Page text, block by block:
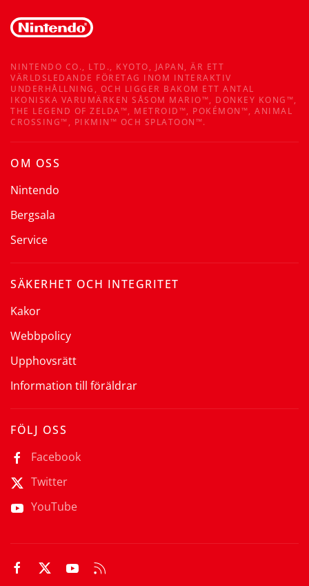
NINTENDO CO., LTD., KYOTO, JAPAN, ÄR ETT
VÄRLDSLEDANDE FÖRETAG INOM INTERAKTIV
UNDERHÅLLNING, OCH LIGGER BAKOM ETT ANTAL
IKONISKA VARUMÄRKEN SÅSOM MARIO™, DONKEY KONG™,
THE LEGEND OF ZELDA™, METROID™, POKÉMON™, ANIMAL
CROSSING™, PIKMIN™ OCH SPLATOON™.
OM OSS
Nintendo
Bergsala
Service
SÄKERHET OCH INTEGRITET
Kakor
Webbpolicy
Upphovsrätt
Information till föräldrar
FÖLJ OSS
Facebook
Twitter
YouTube